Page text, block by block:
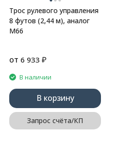
Трос рулевого управления
8 футов (2,44 м), аналог
М66
от 6 933 ₽
В наличии
В корзину
Запрос счёта/КП